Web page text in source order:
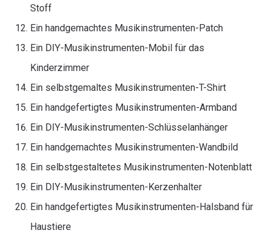
Stoff
Ein handgemachtes Musikinstrumenten-Patch
Ein DIY-Musikinstrumenten-Mobil für das
Kinderzimmer
Ein selbstgemaltes Musikinstrumenten-T-Shirt
Ein handgefertigtes Musikinstrumenten-Armband
Ein DIY-Musikinstrumenten-Schlüsselanhänger
Ein handgemachtes Musikinstrumenten-Wandbild
Ein selbstgestaltetes Musikinstrumenten-Notenblatt
Ein DIY-Musikinstrumenten-Kerzenhalter
Ein handgefertigtes Musikinstrumenten-Halsband für
Haustiere